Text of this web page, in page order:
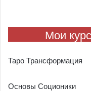
Мои
Таро Трансформация
Основы Соционики